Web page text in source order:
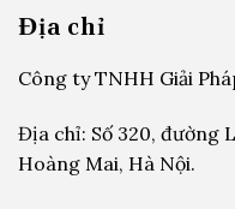
Địa chỉ
Công ty TNHH Giải
Địa chỉ: Số 320, đường
Hoàng Mai, Hà Nội.